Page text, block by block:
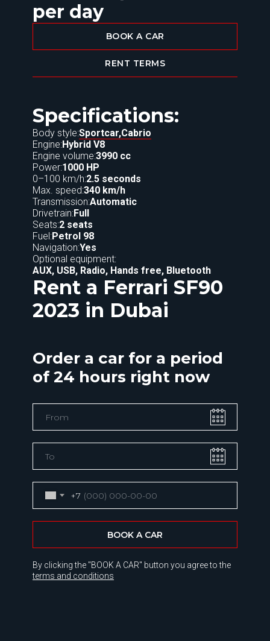
per day
BOOK A CAR
RENT TERMS
Specifications:
Body style:Sportcar,Cabrio
Engine:Hybrid V8
Engine volume:3990 cc
Power:1000 HP
0–100 km/h:2.5 seconds
Max. speed:340 km/h
Transmission:Automatic
Drivetrain:Full
Seats:2 seats
Fuel:Petrol 98
Navigation:Yes
Optional equipment:
AUX, USB, Radio, Hands free, Bluetooth
Rent a Ferrari SF90
2023 in Dubai
Order a car for a period
of 24 hours right now
By clicking the "BOOK A CAR" button you agree to the
terms and conditions
+7
BOOK A CAR